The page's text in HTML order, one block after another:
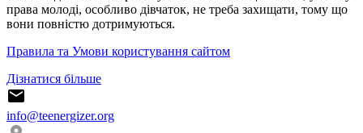
права молоді, особливо дівчаток, не треба захищати, тому що
вони повністю дотримуються.
Правила та Умови користування сайтом
Дізнатися більше
info@teenergizer.org